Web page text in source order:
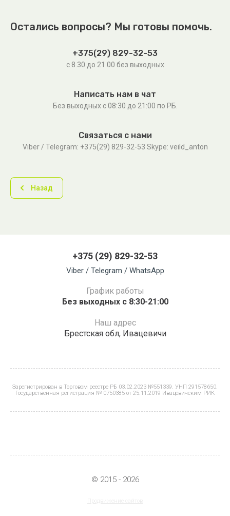
Остались вопросы? Мы готовы помочь.
+375(29) 829-32-53
с 8.30 до 21.00 без выходных
Написать нам в чат
Без выходных c 08:30 до 21:00 по РБ.
Связаться с нами
Viber / Telegram: +375(29) 829-32-53 Skype: veild_anton
Назад
+375 (29) 829-32-53
Viber / Telegram / WhatsApp
График работы
Без выходных с 8:30-21:00
Наш адрес
Брестская обл, Ивацевичи
Зарегистрирован в Торговом реестре РБ 03.02.2023 №551339. УНП 291578650.
Государственная регистрация № 0750385 от 25.11.2019 Ивацевичским РИК
© 2015 - 2026